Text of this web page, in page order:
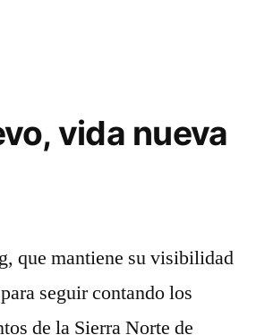
vida nueva
que mantiene su visibilidad
seguir contando los
de la Sierra Norte de